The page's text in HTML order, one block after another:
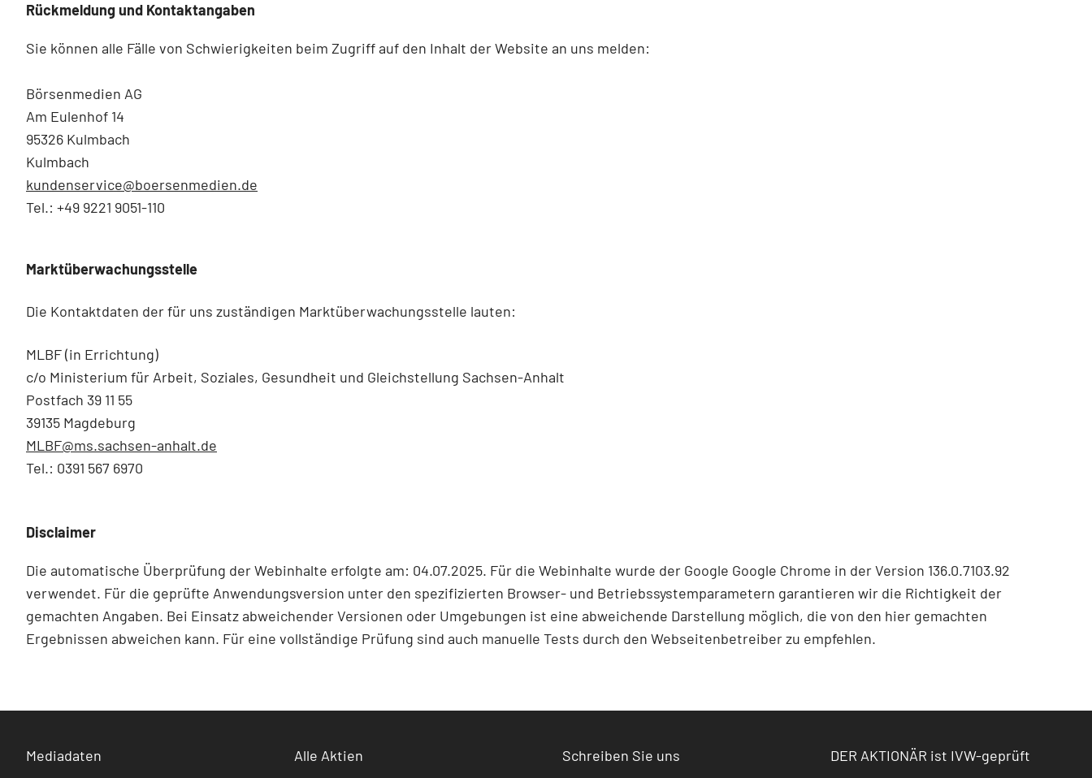
Rückmeldung und Kontaktangaben
Sie können alle Fälle von Schwierigkeiten beim Zugriff auf den Inhalt der Website an uns melden:
Börsenmedien AG
Am Eulenhof 14
95326 Kulmbach
Kulmbach
kundenservice@boersenmedien.de
Tel.: +49 9221 9051-110
Marktüberwachungsstelle
Die Kontaktdaten der für uns zuständigen Marktüberwachungsstelle lauten:
MLBF (in Errichtung)
c/o Ministerium für Arbeit, Soziales, Gesundheit und Gleichstellung Sachsen-Anhalt
Postfach 39 11 55
39135 Magdeburg
MLBF@ms.sachsen-​anhalt.de
Tel.: 0391 567 6970
Disclaimer
Die automatische Überprüfung der Webinhalte erfolgte am: 04.07.2025. Für die Webinhalte wurde der Google Google Chrome in der Version 136.0.7103.92
verwendet. Für die geprüfte Anwendungsversion unter den spezifizierten Browser- und Betriebssystemparametern garantieren wir die Richtigkeit der
gemachten Angaben. Bei Einsatz abweichender Versionen oder Umgebungen ist eine abweichende Darstellung möglich, die von den hier gemachten
Ergebnissen abweichen kann. Für eine vollständige Prüfung sind auch manuelle Tests durch den Webseitenbetreiber zu empfehlen.
Mediadaten
Alle Aktien
Schreiben Sie uns DER AKTIONÄR ist IVW-geprüft